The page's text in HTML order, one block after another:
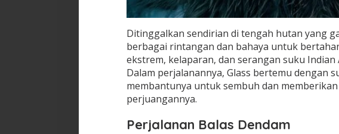
Ditinggalkan sendirian di tengah hutan yang
berbagai rintangan dan bahaya untuk
ekstrem, kelaparan, dan serangan suku
Dalam perjalanannya, Glass bertemu dengan
membantunya untuk sembuh dan
perjuangannya.
Perjalanan Balas Dendam